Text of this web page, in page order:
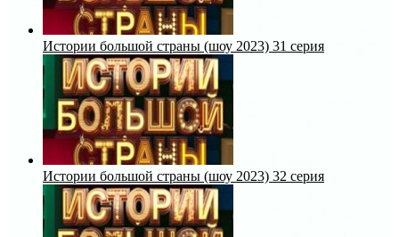
Истории большой страны (шоу 2023) 31 серия
Истории большой страны (шоу 2023) 32 серия